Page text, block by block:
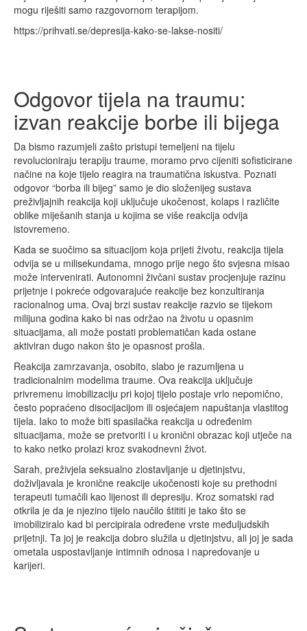
mogu riješiti samo razgovornom terapijom.
https://prihvati.se/depresija-kako-se-lakse-nositi/
Odgovor tijela na traumu:
izvan reakcije borbe ili bijega
Da bismo razumjeli zašto pristupi temeljeni na tijelu
revolucioniraju terapiju traume, moramo prvo cijeniti sofisticirane
načine na koje tijelo reagira na traumatična iskustva. Poznati
odgovor “borba ili bijeg” samo je dio složenijeg sustava
preživljajnih reakcija koji uključuje ukočenost, kolaps i različite
oblike miješanih stanja u kojima se više reakcija odvija
istovremeno.
Kada se suočimo sa situacijom koja prijeti životu, reakcija tijela
odvija se u milisekundama, mnogo prije nego što svjesna misao
može intervenirati. Autonomni živčani sustav procjenjuje razinu
prijetnje i pokreće odgovarajuće reakcije bez konzultiranja
racionalnog uma. Ovaj brzi sustav reakcije razvio se tijekom
milijuna godina kako bi nas održao na životu u opasnim
situacijama, ali može postati problematičan kada ostane
aktiviran dugo nakon što je opasnost prošla.
Reakcija zamrzavanja, osobito, slabo je razumljena u
tradicionalnim modelima traume. Ova reakcija uključuje
privremenu imobilizaciju pri kojoj tijelo postaje vrlo nepomično,
često popraćeno disocijacijom ili osjećajem napuštanja vlastitog
tijela. Iako to može biti spasilačka reakcija u određenim
situacijama, može se pretvoriti i u kronični obrazac koji utječe na
to kako netko prolazi kroz svakodnevni život.
Sarah, preživjela seksualno zlostavljanje u djetinjstvu,
doživljavala je kronične reakcije ukočenosti koje su prethodni
terapeuti tumačili kao lijenost ili depresiju. Kroz somatski rad
otkrila je da je njezino tijelo naučilo štititi je tako što se
imobiliziralo kad bi percipirala određene vrste međuljudskih
prijetnji. Ta joj je reakcija dobro služila u djetinjstvu, ali joj je sada
ometala uspostavljanje intimnih odnosa i napredovanje u
karijeri.